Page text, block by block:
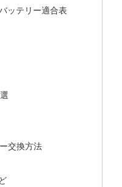
ッテリー適合表
交換方法